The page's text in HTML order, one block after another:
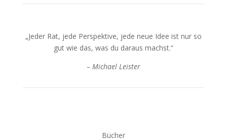
„Jeder Rat, jede Perspektive, jede neue Idee ist nur so
gut wie das, was du daraus machst.“
– Michael Leister
Bücher